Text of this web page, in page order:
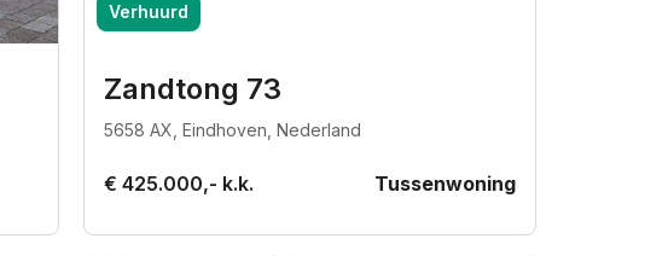
Verhuurd
Zandtong 73
5658 AX, Eindhoven, Nederland
€ 425.000,- k.k. Tussenwoning